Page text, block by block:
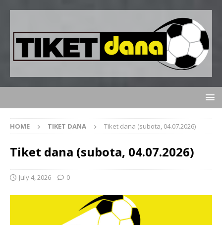
HOME TIKET DANA Tiket dana (subota, 04.07.2026)
Tiket dana (subota, 04.07.2026)
July 4, 2026 0